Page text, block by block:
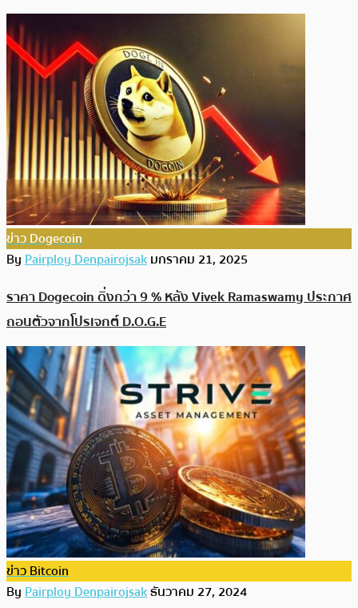
ข่าว Dogecoin
ByPairploy Denpairojsakมกราคม 21, 2025
ราคา Dogecoin ดิ่งกว่า 9 % หลัง Vivek Ramaswamy ประกาศ
ถอนตัวจากโปรเจกต์ D.O.G.E
ข่าว Bitcoin
ByPairploy Denpairojsakธันวาคม 27, 2024